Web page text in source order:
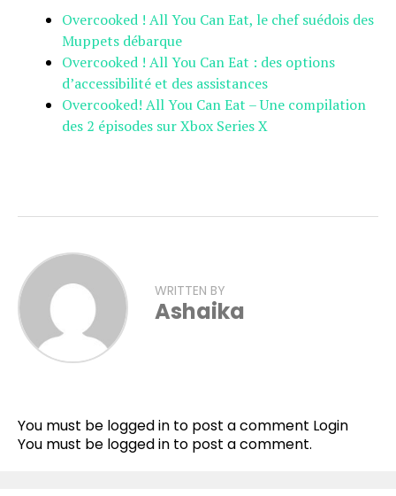
Overcooked ! All You Can Eat, le chef suédois des
Muppets débarque
Overcooked ! All You Can Eat : des options
d’accessibilité et des assistances
Overcooked! All You Can Eat – Une compilation
des 2 épisodes sur Xbox Series X
WRITTEN BY
Ashaika
You must be logged in to post a comment Login
You must be logged in to post a comment.
Pinterest